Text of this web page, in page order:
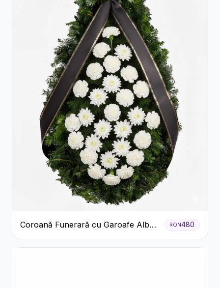
Coroană Funerară cu Garoafe Albe
și Crizanteme
RON480